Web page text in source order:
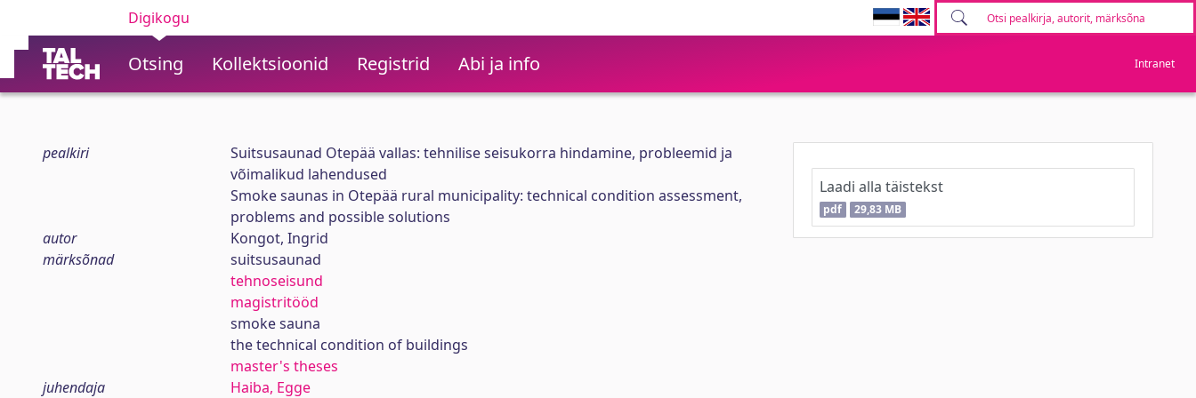
Digikogu
Otsing Kollektsioonid Registrid Abi ja info Intranet
pealkiri
Suitsusaunad Otepää vallas: tehnilise seisukorra hindamine, probleemid ja
võimalikud lahendused
Smoke saunas in Otepää rural municipality: technical condition assessment,
problems and possible solutions
autor
Kongot, Ingrid
märksõnad
suitsusaunad
tehnoseisund
magistritööd
smoke sauna
the technical condition of buildings
master's theses
juhendaja
Haiba, Egge
Laadi alla täistekst
pdf 29,83 MB